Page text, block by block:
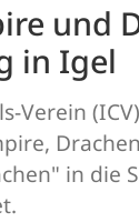
und
in Igel
Verein
in die